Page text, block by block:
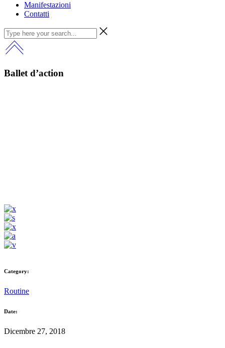
Manifestazioni
Contatti
Ballet d’action
Category:
Routine
Date:
Dicembre 27, 2018